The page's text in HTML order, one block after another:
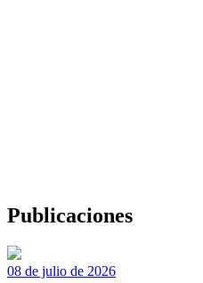
Publicaciones
08 de julio de 2026